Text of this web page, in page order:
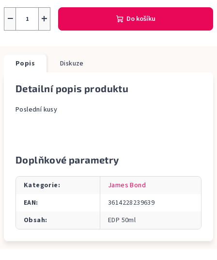
+
− Do košíku
Popis Diskuze
Detailní popis produktu
Poslední kusy
Doplňkové parametry
Kategorie:
James Bond
EAN:
3614228239639
Obsah: EDP 50ml